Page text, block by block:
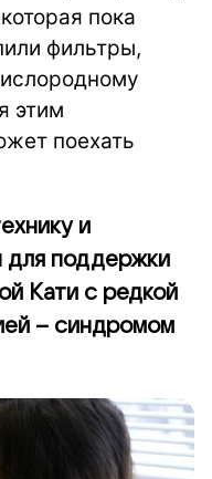
пока
фильтры,
этим
поехать
и
для поддержки
Кати с редкой
– синдромом